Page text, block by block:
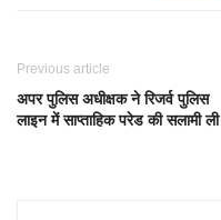
Previous article
अपर पुलिस अधीक्षक ने रिजर्व पुलिस
लाइन में साप्ताहिक परेड की सलामी ली